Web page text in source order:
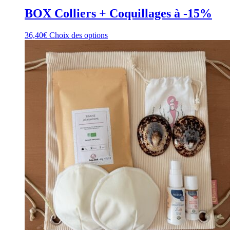
BOX Colliers + Coquillages à -15%
36,40€ Choix des optionsCe
a
plusieurs
variations.
peuvent
être
choisies
sur
la
page
du
produit